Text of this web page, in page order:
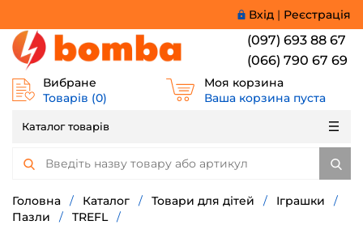
Вхід | Реєстрація
(097) 693 88 67
(066) 790 67 69
Вибране
Товарів (0)
Моя корзина
Ваша корзина пуста
Каталог товарів
Головна / Каталог / Товари для дітей / Іграшки
/
Пазли
/ TREFL /